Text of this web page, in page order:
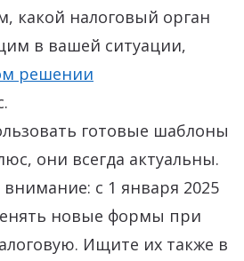
какой налоговый орган
в вашей ситуации,
решении
готовые шаблоны
они всегда актуальны.
внимание: с 1 января 2025
новые формы при
Ищите их также в